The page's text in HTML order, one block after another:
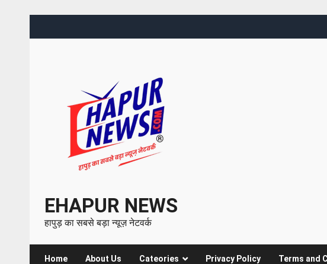
EHAPUR NEWS
हापुड़ का सबसे बड़ा न्यूज़ नेटवर्क
Home About Us Cateories Privacy Policy Terms and